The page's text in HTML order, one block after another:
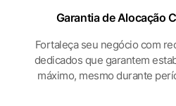
Garantia de Alocação
Fortaleça seu negócio com
dedicados que garantem
máximo, mesmo durante